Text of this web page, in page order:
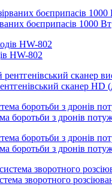
боєприпасів 1000 Вт
HW-802
сканер HD
боротьби з дронів
боротьби з дронів
зворотного